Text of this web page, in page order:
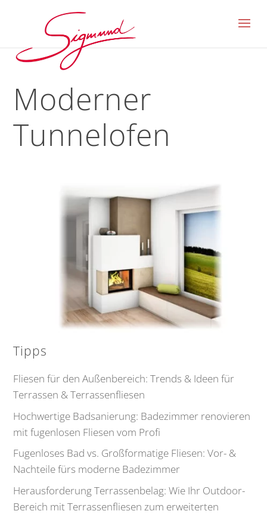
Moderner
Tunnelofen
Tipps
Fliesen für den Außenbereich: Trends & Ideen für
Terrassen & Terrassenfliesen
Hochwertige Badsanierung: Badezimmer renovieren
mit fugenlosen Fliesen vom Profi
Fugenloses Bad vs. Großformatige Fliesen: Vor- &
Nachteile fürs moderne Badezimmer
Herausforderung Terrassenbelag: Wie Ihr Outdoor-
Bereich mit Terrassenfliesen zum erweiterten